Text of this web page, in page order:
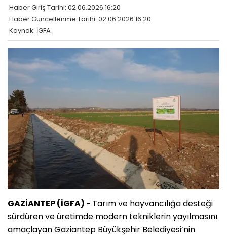
Haber Giriş Tarihi: 02.06.2026 16:20
Haber Güncellenme Tarihi: 02.06.2026 16:20
Kaynak: İGFA
GAZİANTEP (İGFA) - Tarım ve hayvancılığa desteği
sürdüren ve üretimde modern tekniklerin yayılmasını
amaçlayan Gaziantep Büyükşehir Belediyesi’nin